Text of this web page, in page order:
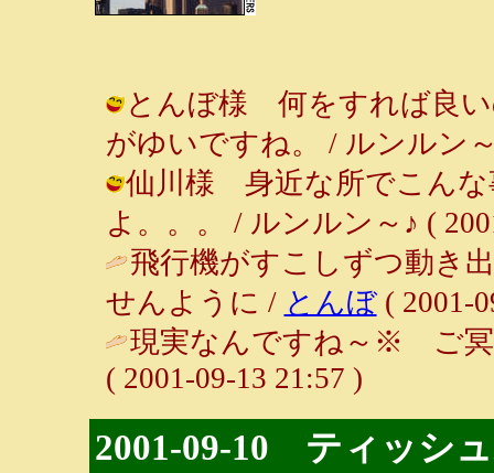
とんぼ様 何をすれば良い
がゆいですね。 / ルンルン
仙川様 身近な所でこんな
よ。。。 / ルンルン～♪ (
飛行機がすこしずつ動き
せんように / とんぼ( 2001-
現実なんですね～※ ご
( 2001-09-13 21:57 )
2001-09-10 ティッシ